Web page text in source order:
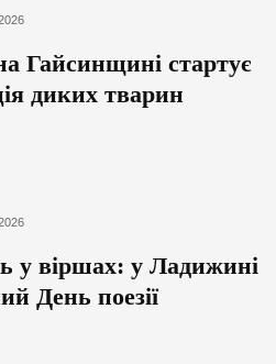
Гайсинщині стартує
диких тварин
у віршах: у Ладижині
День поезії